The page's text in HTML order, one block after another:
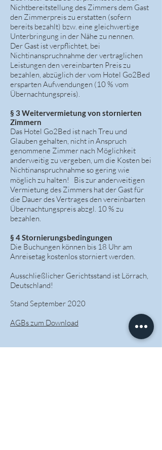
Nichtbereitstellung des Zimmers dem Gast
den Zimmerpreis zu erstatten (sofern
bereits bezahlt) bzw. eine gleichwertige
Unterbringung in der Nähe zu nennen.
Der Gast ist verpflichtet, bei
Nichtinanspruchnahme der vertraglichen
Leistungen den vereinbarten Preis zu
bezahlen, abzüglich der vom Hotel Go2Bed
ersparten Aufwendungen (10 % vom
Übernachtungspreis).
§ 3 Weitervermietung von stornierten
Zimmern
Das Hotel Go2Bed ist nach Treu und
Glauben gehalten, nicht in Anspruch
genommene Zimmer nach Möglichkeit
anderweitig zu vergeben, um die Kosten bei
Nichtinanspruchnahme so gering wie
möglich zu halten! Bis zur anderweitigen
Vermietung des Zimmers hat der Gast für
die Dauer des Vertrages den vereinbarten
Übernachtungspreis abzgl. 10 % zu
bezahlen.
§ 4 Stornierungsbedingungen
Die Buchungen können bis 18 Uhr am
Anreisetag kostenlos storniert werden.
Ausschließlicher Gerichtsstand ist Lörrach,
Deutschland!
Stand September 2020
AGBs zum Download